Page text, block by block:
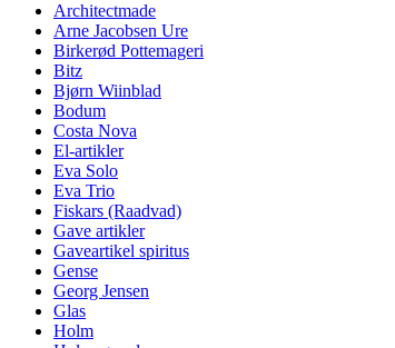
Architectmade
Arne Jacobsen Ure
Birkerød Pottemageri
Bitz
Bjørn Wiinblad
Bodum
Costa Nova
El-artikler
Eva Solo
Eva Trio
Fiskars (Raadvad)
Gave artikler
Gaveartikel spiritus
Gense
Georg Jensen
Glas
Holm